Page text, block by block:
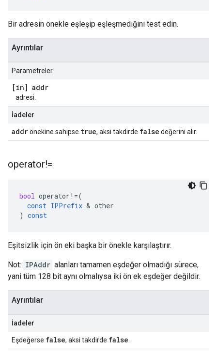
Bir adresin önekle eşleşip eşleşmediğini test edin.
Ayrıntılar
Parametreler
[in] addr
adresi.
İadeler
addrönekine sahipse true, aksi takdirde false değerini alır.
operator!=
bool operator !=(
const IPPrefix & other
) const
Eşitsizlik için ön eki başka bir önekle karşılaştırır.
Not: IPAddr alanları tamamen eşdeğer olmadığı sürece,
yani tüm 128 bit aynı olmalıysa iki ön ek eşdeğer değildir.
Ayrıntılar
İadeler
Eşdeğerse false, aksi takdirde false